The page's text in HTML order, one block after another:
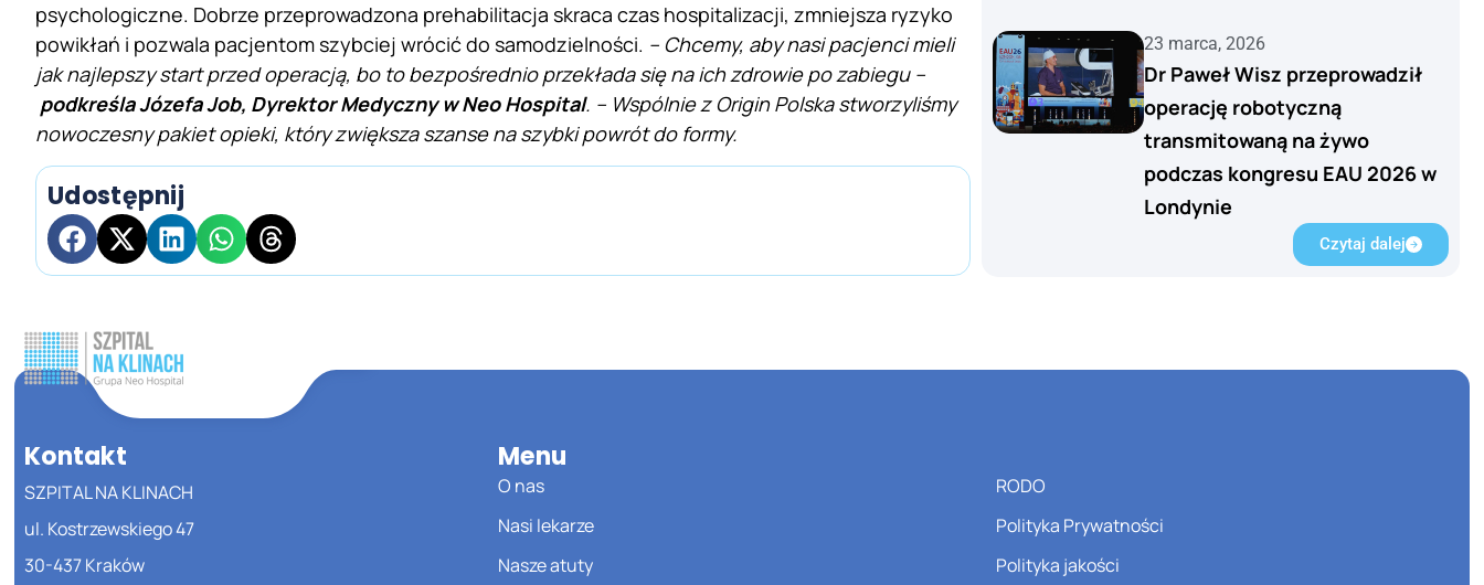
psychologiczne. Dobrze przeprowadzona prehabilitacja skraca czas hospitalizacji, zmniejsza ryzyko
powikłań i pozwala pacjentom szybciej wrócić do samodzielności. – Chcemy, aby nasi pacjenci mieli
jak najlepszy start przed operacją, bo to bezpośrednio przekłada się na ich zdrowie po zabiegu –
podkreśla Józefa Job, Dyrektor Medyczny w Neo Hospital. – Wspólnie z Origin Polska stworzyliśmy
nowoczesny pakiet opieki, który zwiększa szanse na szybki powrót do formy.
Udostępnij
23 marca, 2026
Dr Paweł Wisz przeprowadził
operację robotyczną
transmitowaną na żywo
podczas kongresu EAU 2026 w
Londynie
Czytaj dalej
Kontakt
SZPITAL NA KLINACH
ul. Kostrzewskiego 47
30-437 Kraków
Menu
O nas
Nasi lekarze
Nasze atuty
RODO
Polityka Prywatności
Polityka jakości